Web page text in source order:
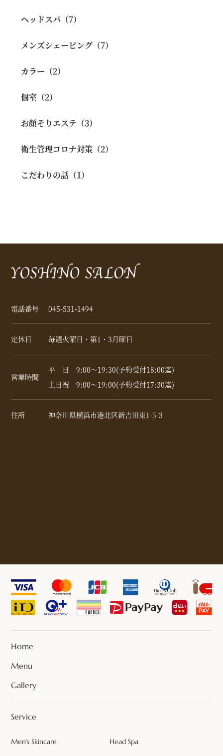
ヘッドスパ（7）
メンズシェービング（7）
カラー（2）
個室（2）
お顔そりエステ（3）
衛生管理コロナ対策（2）
こだわりの話（1）
電話番号 045-531-1494
定休日 毎週火曜日・第1・3月曜日
営業時間
平 日 9:00～19:30(予約受付18:00迄)
土日祝 9:00～19:00(予約受付17:30迄)
住所 神奈川県横浜市港北区新吉田東1-5-3
Home
Menu
Gallery
Service
Men’s Skincare
Head Spa